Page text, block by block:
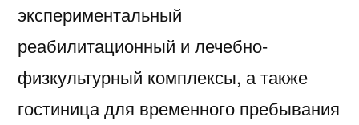
экспериментальный
реабилитационный и лечебно-
физкультурный комплексы, а также
гостиница для временного пребывания